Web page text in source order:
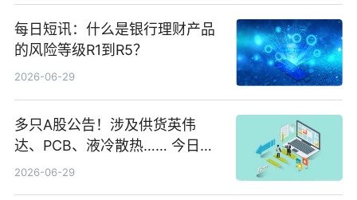
每日短讯：什么是银行理财产品
的风险等级R1到R5？
2026-06-29
多只A股公告！涉及供货英伟
达、PCB、液冷散热…… 今日快
讯
2026-06-29